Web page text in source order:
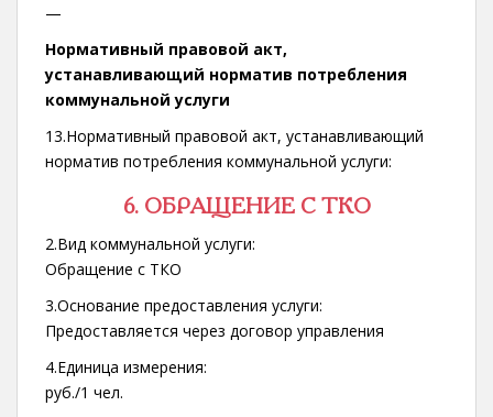
—
Нормативный правовой акт,
устанавливающий норматив потребления
коммунальной услуги
13.Нормативный правовой акт, устанавливающий
норматив потребления коммунальной услуги:
6. ОБРАЩЕНИЕ С ТКО
2.Вид коммунальной услуги:
Обращение с ТКО
3.Основание предоставления услуги:
Предоставляется через договор управления
4.Единица измерения:
руб./1 чел.